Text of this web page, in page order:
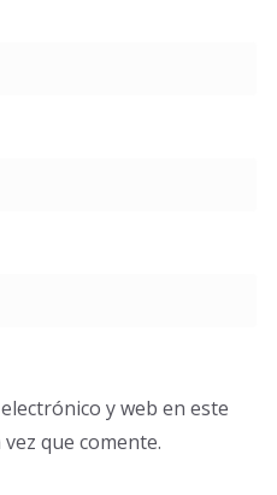
y web en este
que comente.